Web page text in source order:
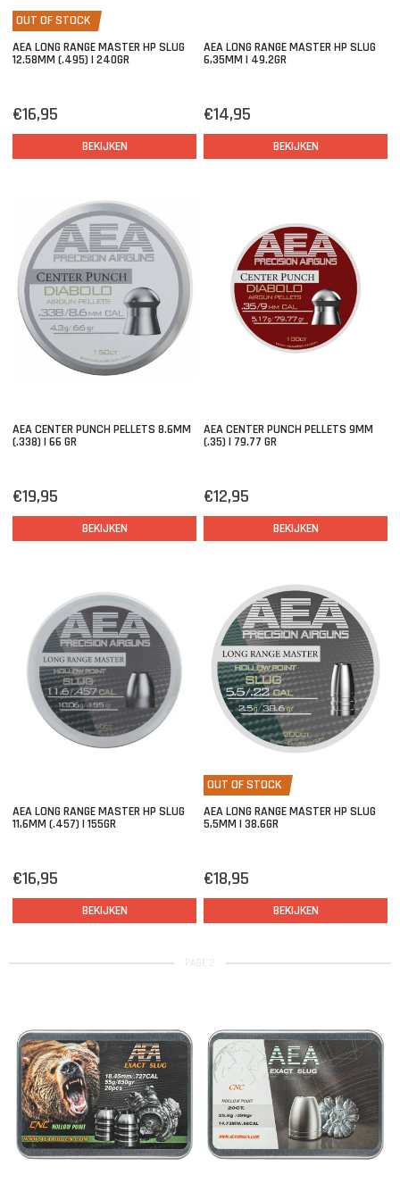
OUT OF STOCK
AEA LONG RANGE MASTER HP SLUG
12.58MM (.495) | 240GR
€16,95
BEKIJKEN
AEA LONG RANGE MASTER HP SLUG
6,35MM | 49.2GR
€14,95
BEKIJKEN
AEA CENTER PUNCH PELLETS 8.6MM
(.338) | 66 GR
€19,95
BEKIJKEN
AEA CENTER PUNCH PELLETS 9MM
(.35) | 79.77 GR
€12,95
BEKIJKEN
AEA LONG RANGE MASTER HP SLUG
11,6MM (.457) | 155GR
€16,95
BEKIJKEN
OUT OF STOCK
AEA LONG RANGE MASTER HP SLUG
5,5MM | 38.6GR
€18,95
BEKIJKEN
PAGE 2